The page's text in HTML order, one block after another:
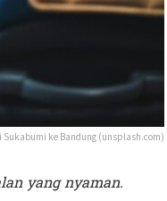
ke Bandung (unsplash.com)
yang nyaman.